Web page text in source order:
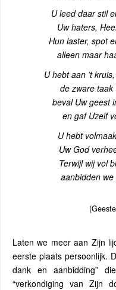
U leed daar stil
Uw haters,
Hun laster, spot
alleen maar
U hebt aan ’t
de zware taak
beval Uw geest
en gaf Uzelf
U hebt
Uw God
Terwijl wij vol
aanbidden
Laten we meer aan Zijn
eerste plaats persoonlijk.
dank en aanbidding”
“verkondiging van Zijn